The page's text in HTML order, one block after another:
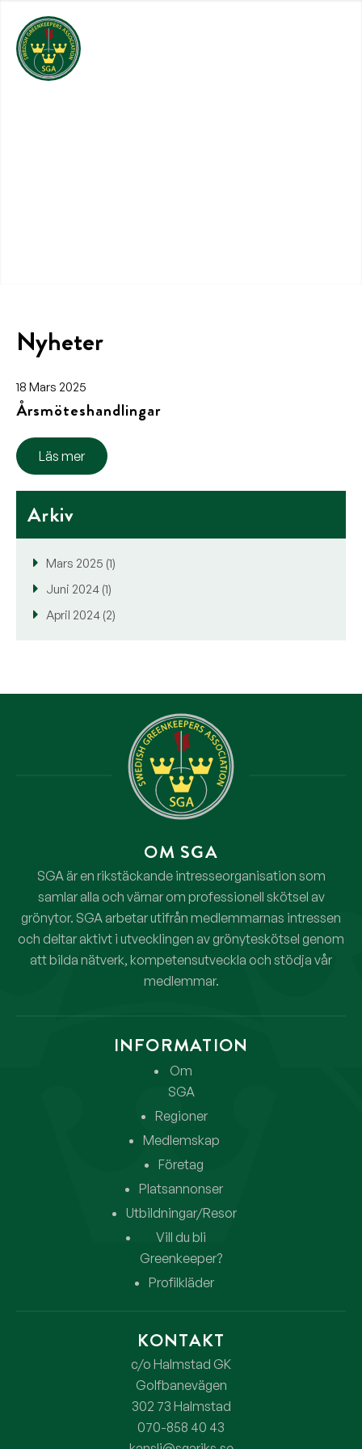
Nyheter
18 Mars 2025
Årsmöteshandlingar
Läs mer
Arkiv
Mars 2025 (1)
Juni 2024 (1)
April 2024 (2)
OM SGA
SGA är en rikstäckande intresseorganisation som
samlar alla och värnar om professionell skötsel av
grönytor. SGA arbetar utifrån medlemmarnas intressen
och deltar aktivt i utvecklingen av grönyteskötsel genom
att bilda nätverk, kompetensutveckla och stödja vår
medlemmar.
INFORMATION
Om
SGA
Regioner
Medlemskap
Företag
Platsannonser
Utbildningar/Resor
Vill du bli
Greenkeeper?
Profilkläder
KONTAKT
c/o Halmstad GK
Golfbanevägen
302 73 Halmstad
070-858 40 43